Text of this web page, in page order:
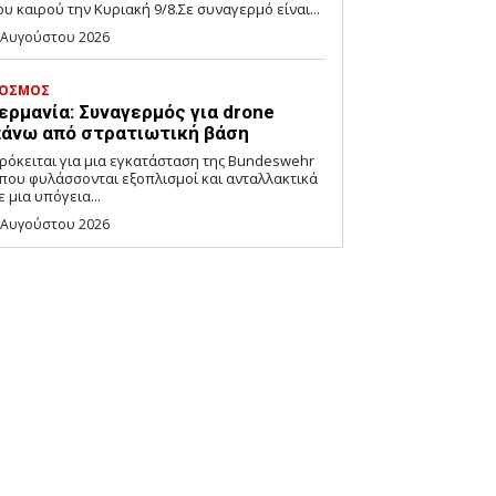
καιρού την Κυριακή 9/8.Σε συναγερμό είναι...
2026
Συναγερμός για drone
από στρατιωτική βάση
για μια εγκατάσταση της Bundeswehr
φυλάσσονται εξοπλισμοί και ανταλλακτικά
μια υπόγεια...
2026